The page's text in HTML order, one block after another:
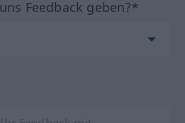
Feedback geben?*